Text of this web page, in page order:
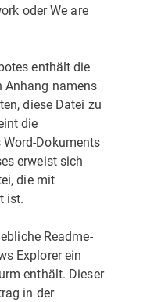
oder We are
enthält die
Anhang namens
diese Datei zu
die
Dokuments
erweist sich
die mit
ist.
Readme-
Explorer ein
enthält. Dieser
in der